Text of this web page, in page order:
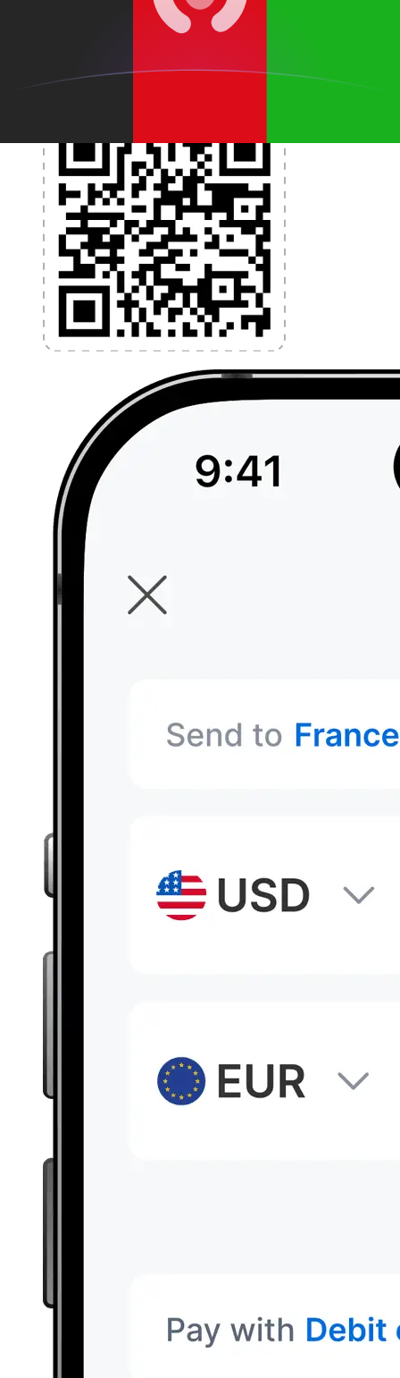
l'argent à l'étranger sans frais cachés. Téléchargez
l'application dès aujourd'hui !